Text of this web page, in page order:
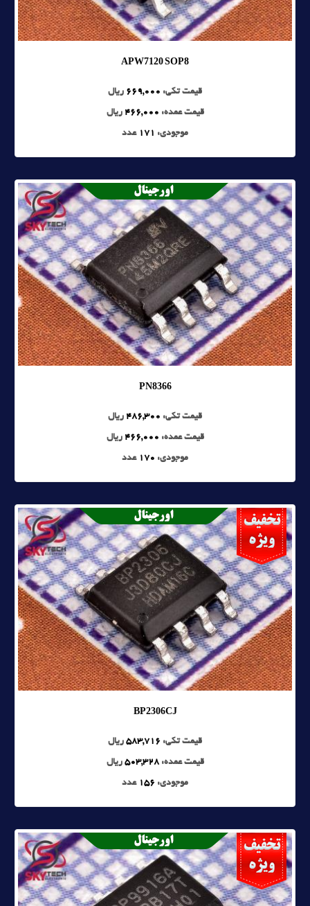
APW7120 SOP8
قیمت تکی: 669,000 ریال
قیمت عمده: 466,000 ریال
موجودی: 171 عدد
PN8366
قیمت تکی: 486,300 ریال
قیمت عمده: 466,000 ریال
موجودی: 170 عدد
BP2306CJ
قیمت تکی: 583,716 ریال
قیمت عمده:503,328 ریال
موجودی: 156 عدد